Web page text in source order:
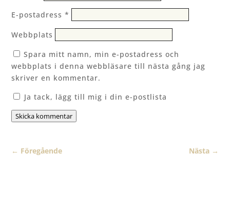
E-postadress*
Webbplats
Spara mitt namn, min e-postadress och
webbplats i denna webbläsare till nästa gång jag
skriver en kommentar.
Ja tack, lägg till mig i din e-postlista
Skicka kommentar
← Föregående Nästa→